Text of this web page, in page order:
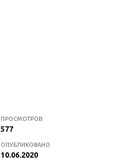
ПРОСМОТРОВ
577
ОПУБЛИКОВАНО
10.06.2020